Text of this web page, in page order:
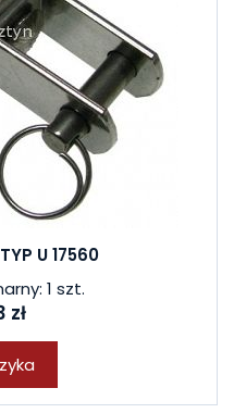
U 17560
1 szt.
zł